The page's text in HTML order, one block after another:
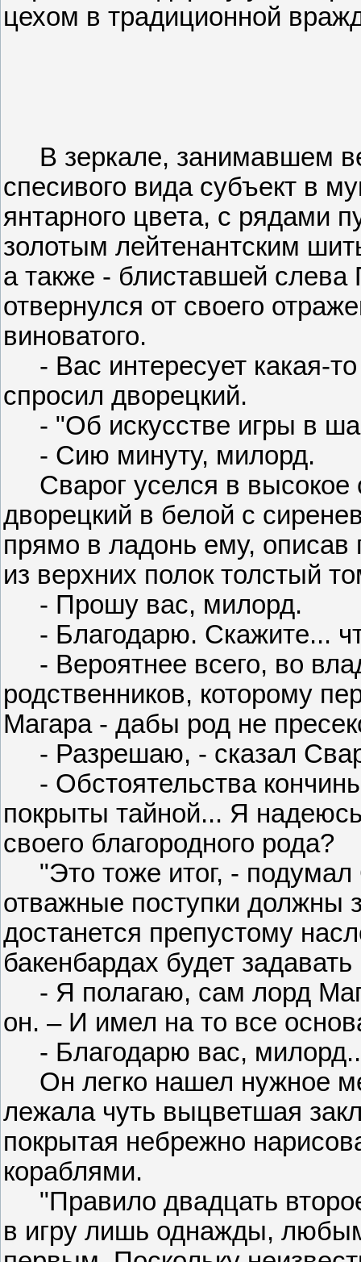
цехом в традиционной
В зеркале, занимавшем
спесивого вида субъект в
янтарного цвета, с рядами
золотым лейтенантским
а также - блиставшей
отвернулся от своего
виноватого.
- Вас интересует какая-
спросил дворецкий.
- "Об искусстве игры в
- Сию минуту, милорд.
Сварог уселся в высокое
дворецкий в белой с
прямо в ладонь ему, описав
из верхних полок толстый
- Прошу вас, милорд.
- Благодарю. Скажите...
- Вероятнее всего, во
родственников, которому
Магара - дабы род не
- Разрешаю, - сказал
- Обстоятельства
покрыты тайной... Я
своего благородного рода?
"Это тоже итог, - подумал
отважные поступки должны
достанется препустому
бакенбардах будет
- Я полагаю, сам лорд
он. – И имел на то все
- Благодарю вас,
Он легко нашел нужное
лежала чуть выцветшая
покрытая небрежно
кораблями.
"Правило двадцать
в игру лишь однажды,